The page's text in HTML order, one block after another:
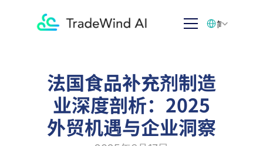
法国食品补充剂制造
业深度剖析：2025
外贸机遇与企业洞察
简体中文